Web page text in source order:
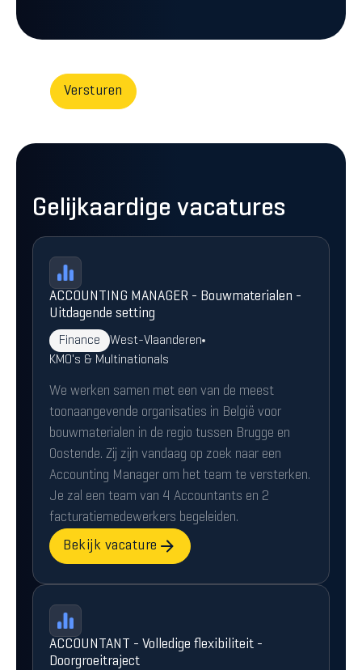
Gelijkaardige vacatures
ACCOUNTING MANAGER - Bouwmaterialen -
Uitdagende setting
Finance
West-Vlaanderen
KMO's & Multinationals
We werken samen met een van de meest
toonaangevende organisaties in België voor
bouwmaterialen in de regio tussen Brugge en
Oostende. Zij zijn vandaag op zoek naar een
Accounting Manager om het team te versterken.
Je zal een team van 4 Accountants en 2
facturatiemedewerkers begeleiden.
Bekijk vacature
ACCOUNTANT - Volledige flexibiliteit -
Doorgroeitraject